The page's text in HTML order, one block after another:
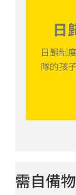
日
日歸制
隊的孩
需自備